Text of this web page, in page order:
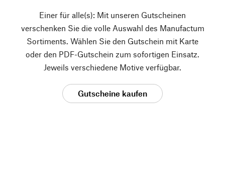
Einer für alle(s): Mit unseren Gutscheinen
verschenken Sie die volle Auswahl des Manufactum
Sortiments. Wählen Sie den Gutschein mit Karte
oder den PDF-Gutschein zum sofortigen Einsatz.
Jeweils verschiedene Motive verfügbar.
Gutscheine kaufen